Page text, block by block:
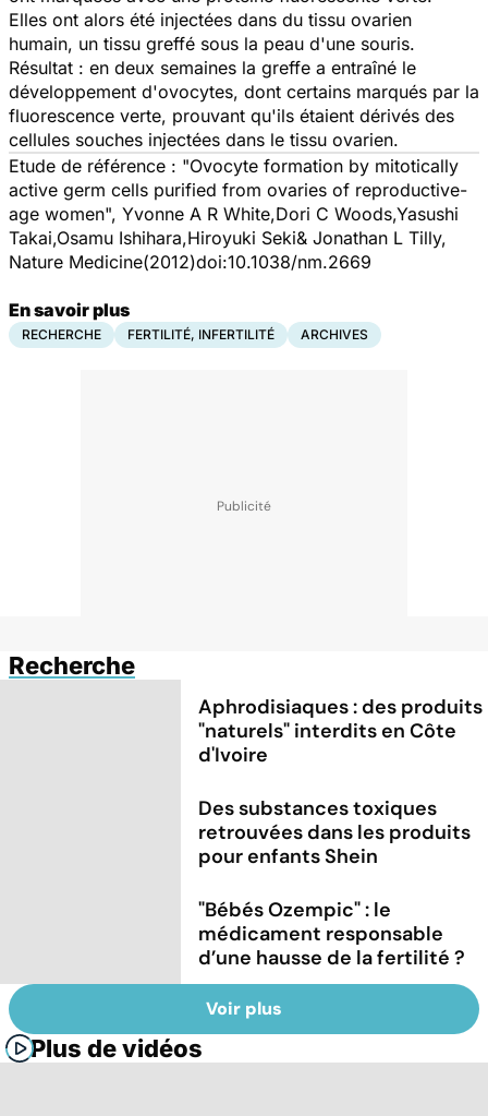
Elles ont alors été injectées dans du tissu ovarien
humain, un tissu greffé sous la peau d'une souris.
Résultat : en deux semaines la greffe a entraîné le
développement d'ovocytes, dont certains marqués par la
fluorescence verte, prouvant qu'ils étaient dérivés des
cellules souches injectées dans le tissu ovarien.
Etude de référence : "Ovocyte formation by mitotically
active germ cells purified from ovaries of reproductive-
age women", Yvonne A R White,Dori C Woods,Yasushi
Takai,Osamu Ishihara,Hiroyuki Seki& Jonathan L Tilly,
Nature Medicine(2012)doi:10.1038/nm.2669
En savoir plus
RECHERCHE FERTILITÉ, INFERTILITÉ ARCHIVES
Recherche
Aphrodisiaques : des produits
"naturels" interdits en Côte
d'Ivoire
Des substances toxiques
retrouvées dans les produits
pour enfants Shein
"Bébés Ozempic" : le
médicament responsable
d’une hausse de la fertilité ?
Voir plus
Plus de vidéos